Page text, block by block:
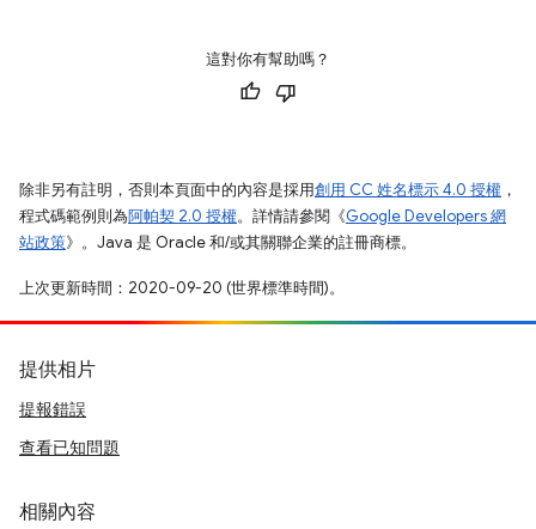
這對你有幫助嗎？
除非另有註明，否則本頁面中的內容是採用創用 CC 姓名標示 4.0 授權 ，
程式碼範例則為阿帕契 2.0 授權。詳情請參閱《Google Developers 網
站政策》。Java 是 Oracle 和/或其關聯企業的註冊商標。
上次更新時間：2020-09-20 (世界標準時間)。
提供相片
提報錯誤
查看已知問題
相關內容